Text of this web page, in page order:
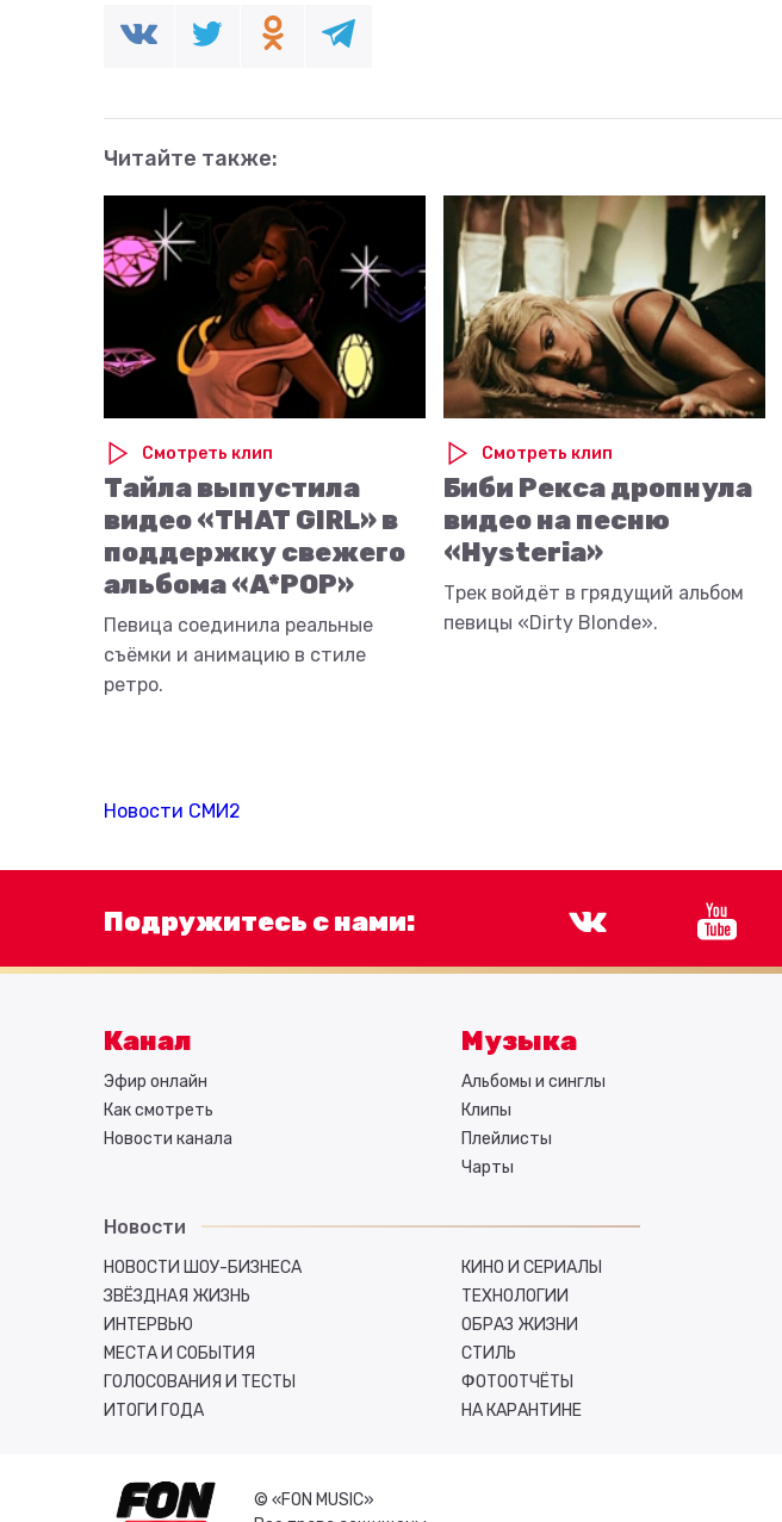
Читайте также:
Смотреть клип
Тайла выпустила
видео «THAT GIRL» в
поддержку свежего
альбома «A*POP»
Певица соединила реальные
съёмки и анимацию в стиле
ретро.
Смотреть клип
Биби Рекса дропнула
видео на песню
«Hysteria»
Трек войдёт в грядущий альбом
певицы «Dirty Blonde».
Новости СМИ2
Подружитесь с нами:
Канал
Эфир онлайн
Как смотреть
Новости канала
Музыка
Альбомы и синглы
Клипы
Плейлисты
Чарты
Новости
НОВОСТИ ШОУ-БИЗНЕСА
ЗВЁЗДНАЯ ЖИЗНЬ
ИНТЕРВЬЮ
МЕСТА И СОБЫТИЯ
ГОЛОСОВАНИЯ И ТЕСТЫ
ИТОГИ ГОДА
КИНО И СЕРИАЛЫ
ТЕХНОЛОГИИ
ОБРАЗ ЖИЗНИ
СТИЛЬ
ФОТООТЧЁТЫ
НА КАРАНТИНЕ
© «FON MUSIC»